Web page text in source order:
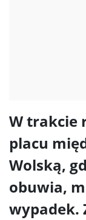
W trakcie
placu
Wolską,
obuwia,
wypadek.